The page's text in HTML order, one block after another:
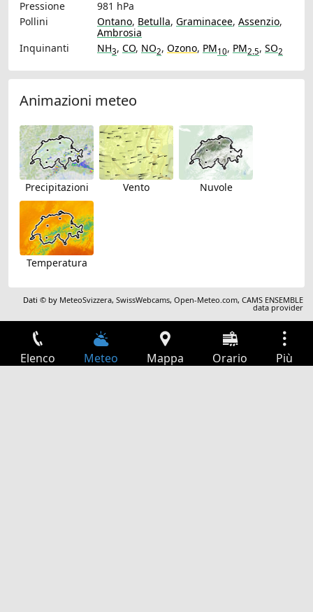
Pressione
981 hPa
Pollini
Ontano, Betulla, Graminacee, Assenzio,
Ambrosia
Inquinanti
NH3, CO, NO2, Ozono, PM10, PM2.5, SO2
Animazioni meteo
Precipitazioni Vento Nuvole
Temperatura
Dati © by MeteoSvizzera,SwissWebcams,Open-Meteo.com,CAMS ENSEMBLE
data provider
Elenco Meteo Mappa Orario Più